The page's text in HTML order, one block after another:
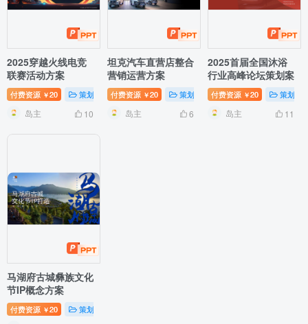
2025穿越火线电竞
联赛活动方案
付费资源 ￥20 策划方案
岛主 10
坦克汽车直营店整合
营销运营方案
付费资源 ￥20 策划方案
岛主 6
2025首届全国沐浴
行业高峰论坛策划案
付费资源 ￥20 策划方
岛主 11
马湖府古城彝族文化
节IP概念方案
付费资源 ￥20 策划方案